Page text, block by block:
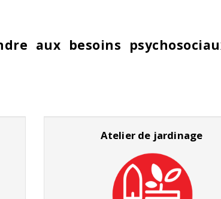
aux besoins
Atelier de jardinage